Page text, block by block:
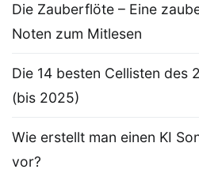
Die Zauberflöte – Eine
Noten zum Mitlesen
Die 14 besten Cellisten des
(bis 2025)
Wie erstellt man einen KI
vor?